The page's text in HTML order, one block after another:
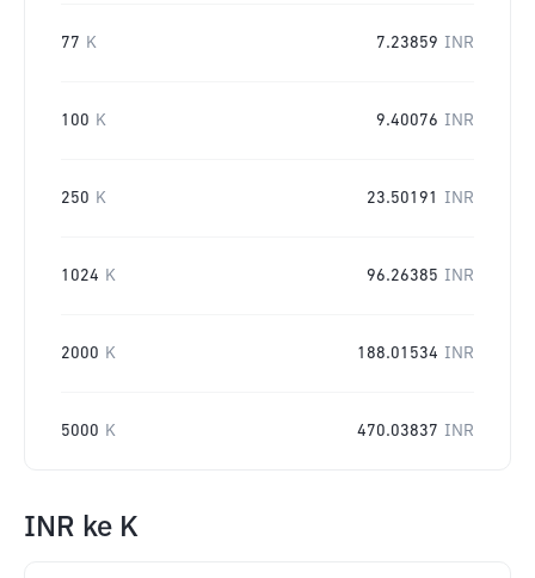
77 K 7.23859 INR
100 K 9.40076 INR
250 K 23.50191 INR
1024 K 96.26385 INR
2000 K 188.01534 INR
5000 K 470.03837 INR
INR ke K